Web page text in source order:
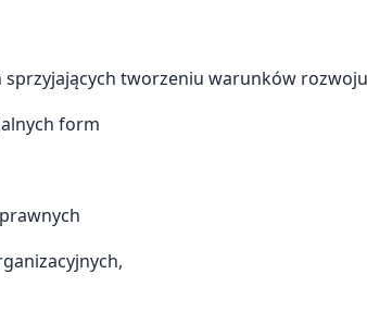
tworzeniu warunków
form